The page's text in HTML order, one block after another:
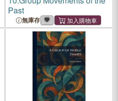
Past
無庫存